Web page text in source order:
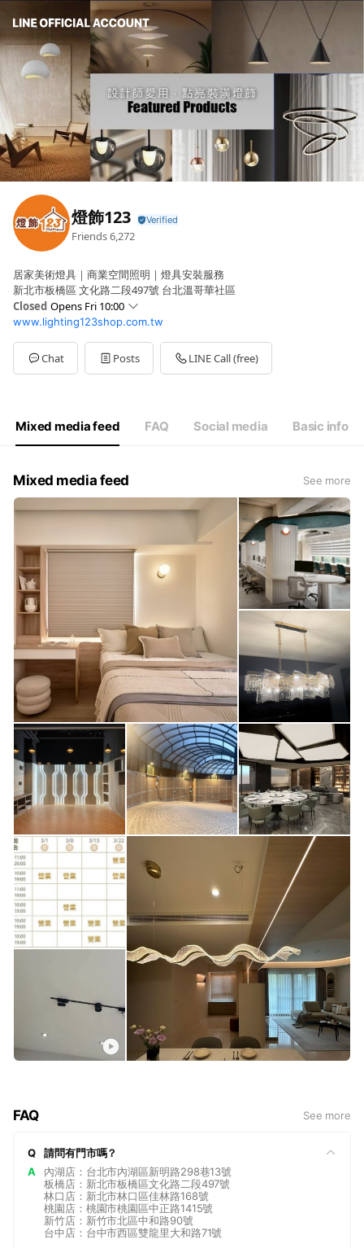
燈飾123
Friends6,272
居家美術燈具｜商業空間照明｜燈具安裝服務
新北市板橋區 文化路二段497號 台北溫哥華社區
Closed Opens Fri 10:00
SunClosed
Mon10:00 - 20:00
Tue10:00 - 20:00
Wed10:00 - 20:00
Sat11:00 - 20:00
www.lighting123shop.com.tw
Chat Posts LINE Call (free)
Mixed media feed FAQ Social media Basic info
Mixed media feed See more
FAQ See more
Q
請問有門市嗎？
A
內湖店：台北市內湖區新明路298巷13號
板橋店：新北市板橋區文化路二段497號
林口店：新北市林口區佳林路168號
桃園店：桃園市桃園區中正路1415號
新竹店：新竹市北區中和路90號
台中店：台中市西區雙龍里大和路71號